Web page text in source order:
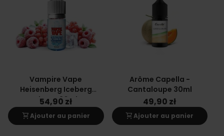
Vampire Vape
Heisenberg Iceberg
Flavor 30ml
54,90 zł
shopping_cartAjouter au panier
Arôme Capella -
Cantaloupe 30ml
49,90 zł
shopping_cartAjouter au panier